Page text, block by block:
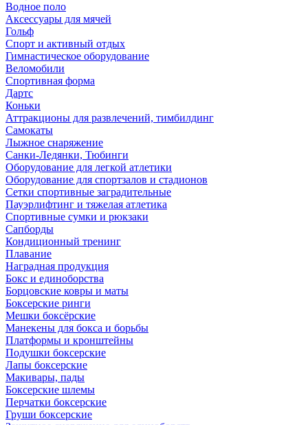
Водное поло
Аксессуары для мячей
Гольф
Спорт и активный отдых
Гимнастическое оборудование
Веломобили
Спортивная форма
Дартс
Коньки
Аттракционы для развлечений, тимбилдинг
Самокаты
Лыжное снаряжение
Санки-Ледянки, Тюбинги
Оборудование для легкой атлетики
Оборудование для спортзалов и стадионов
Сетки спортивные заградительные
Пауэрлифтинг и тяжелая атлетика
Спортивные сумки и рюкзаки
Сапборды
Кондиционный тренинг
Плавание
Наградная продукция
Бокс и единоборства
Борцовские ковры и маты
Боксерские ринги
Мешки боксёрские
Манекены для бокса и борьбы
Платформы и кронштейны
Подушки боксерские
Лапы боксерские
Макивары, пады
Боксерские шлемы
Перчатки боксерские
Груши боксерские